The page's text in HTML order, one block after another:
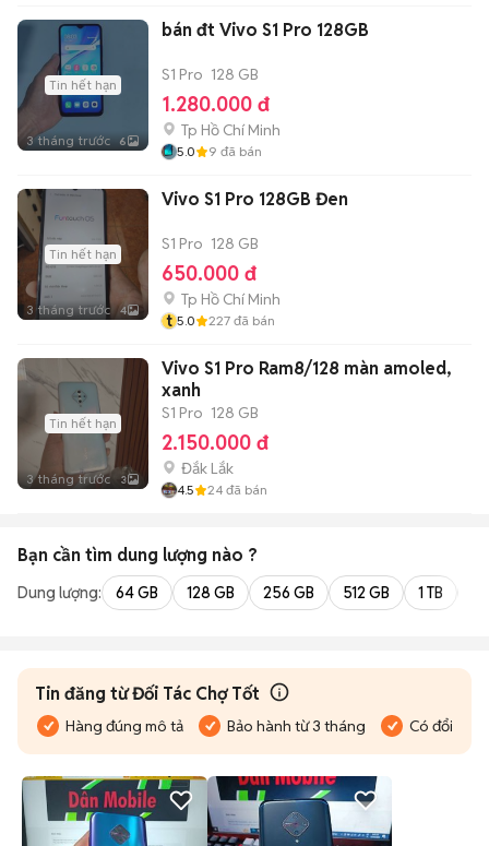
Tin hết hạn
3 tháng trước 6
bán đt Vivo S1 Pro 128GB
S1 Pro 128 GB
1.280.000 đ
Tp Hồ Chí Minh
5.0 9 đã bán
Tin hết hạn
3 tháng trước 4
Vivo S1 Pro 128GB Đen
S1 Pro 128 GB
650.000 đ
Tp Hồ Chí Minh
t 5.0 227 đã bán
Tin hết hạn
3 tháng trước 3
Vivo S1 Pro Ram8/128 màn amoled,
xanh
S1 Pro 128 GB
2.150.000 đ
Đắk Lắk
4.5 24 đã bán
Bạn cần tìm dung lượng nào ?
Dung lượng: 64 GB 128 GB 256 GB 512 GB 1 TB
Tin đăng từ Đối Tác Chợ Tốt
Hàng đúng mô tả Bảo hành từ 3 tháng Có đổi trả